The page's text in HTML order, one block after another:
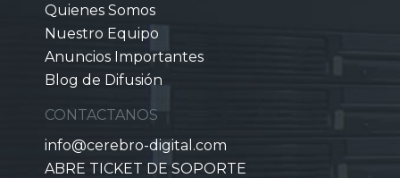
Quienes Somos
Nuestro Equipo
Anuncios Importantes
Blog de Difusión
CONTACTANOS
info@cerebro-digital.com
ABRE TICKET DE SOPORTE